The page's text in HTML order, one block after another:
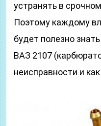
устранять в
Поэтому каждому
будет полезно
ВАЗ 2107
неисправности и